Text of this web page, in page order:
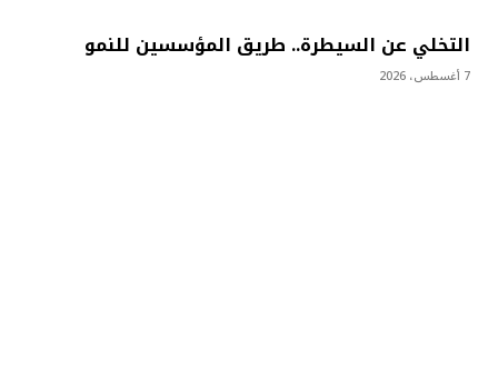
التخلي عن السيطرة.. طريق المؤسسين للنمو
7 أغسطس، 2026